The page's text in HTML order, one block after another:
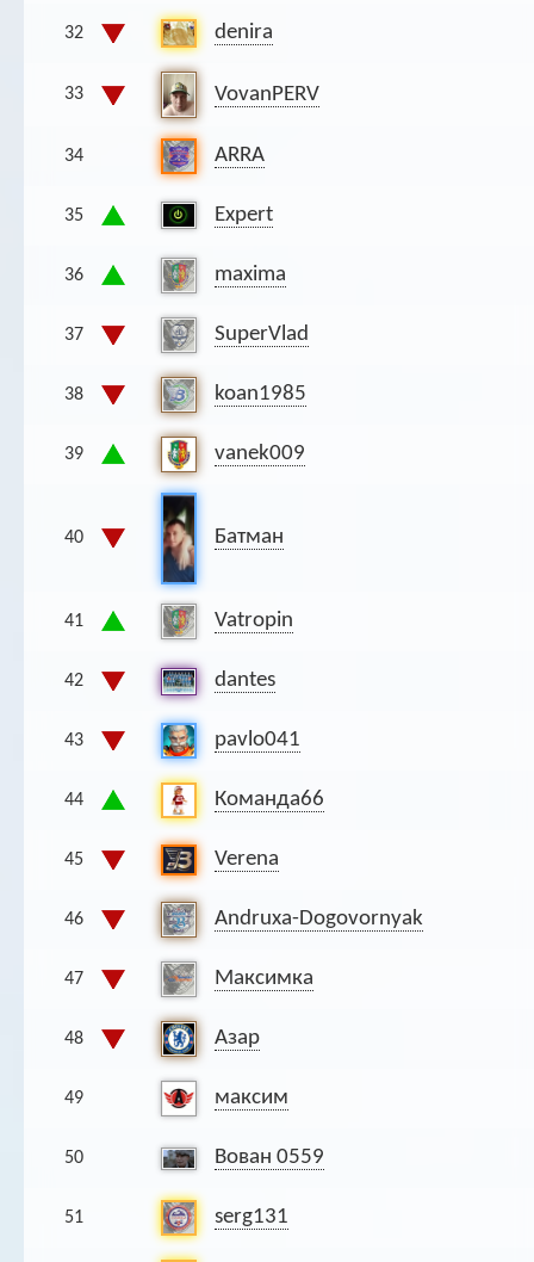
32 denira
33 VovanPERV
34 ARRA
35 Expert
36 maxima
37 SuperVlad
38 koan1985
39 vanek009
40 Батман
41 Vatropin
42 dantes
43 pavlo041
44 Команда66
45 Verena
46 Andruxa-Dogovornyak
47 Максимка
48 Азар
49 максим
50 Вован 0559
51 serg131